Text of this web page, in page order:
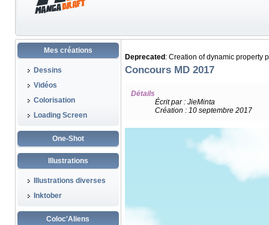
Mes créations
Dessins
Vidéos
Colorisation
Loading Screen
One-Shot
Illustrations
Illustrations diverses
Inktober
Coloc'Aliens
Deprecated : Creation of dynamic property
Concours MD 2017
Détails
Écrit par : JieMinta
Création : 10 septembre 2017